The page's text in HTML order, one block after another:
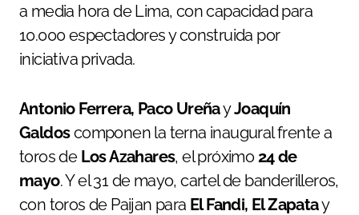
a media hora de Lima, con capacidad para
10.000 espectadores y construida por
iniciativa privada.
Antonio Ferrera, Paco UreñayJoaquín
Galdoscomponen la terna inaugural frente a
toros de Los Azahares, el próximo24 de
mayo. Y el 31 de mayo, cartel de banderilleros,
con toros de Paijan para El Fandi, El Zapatay